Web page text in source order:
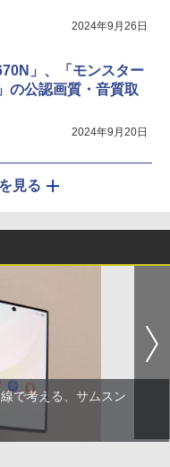
2024年9月26日
」、「モンスター
の公認画質・音質取
2024年9月20日
見る
で考える、サムスン